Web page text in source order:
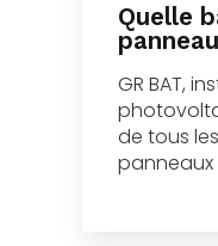
Quelle
GR BAT,
de tous
panneaux